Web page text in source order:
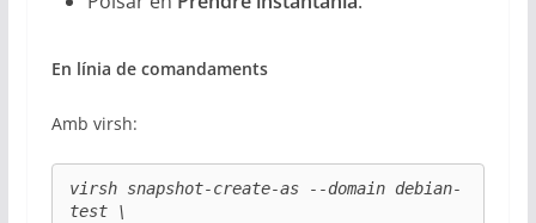
En línia de comandaments
Amb virsh:
virsh snapshot-create-as --domain debian-
test \